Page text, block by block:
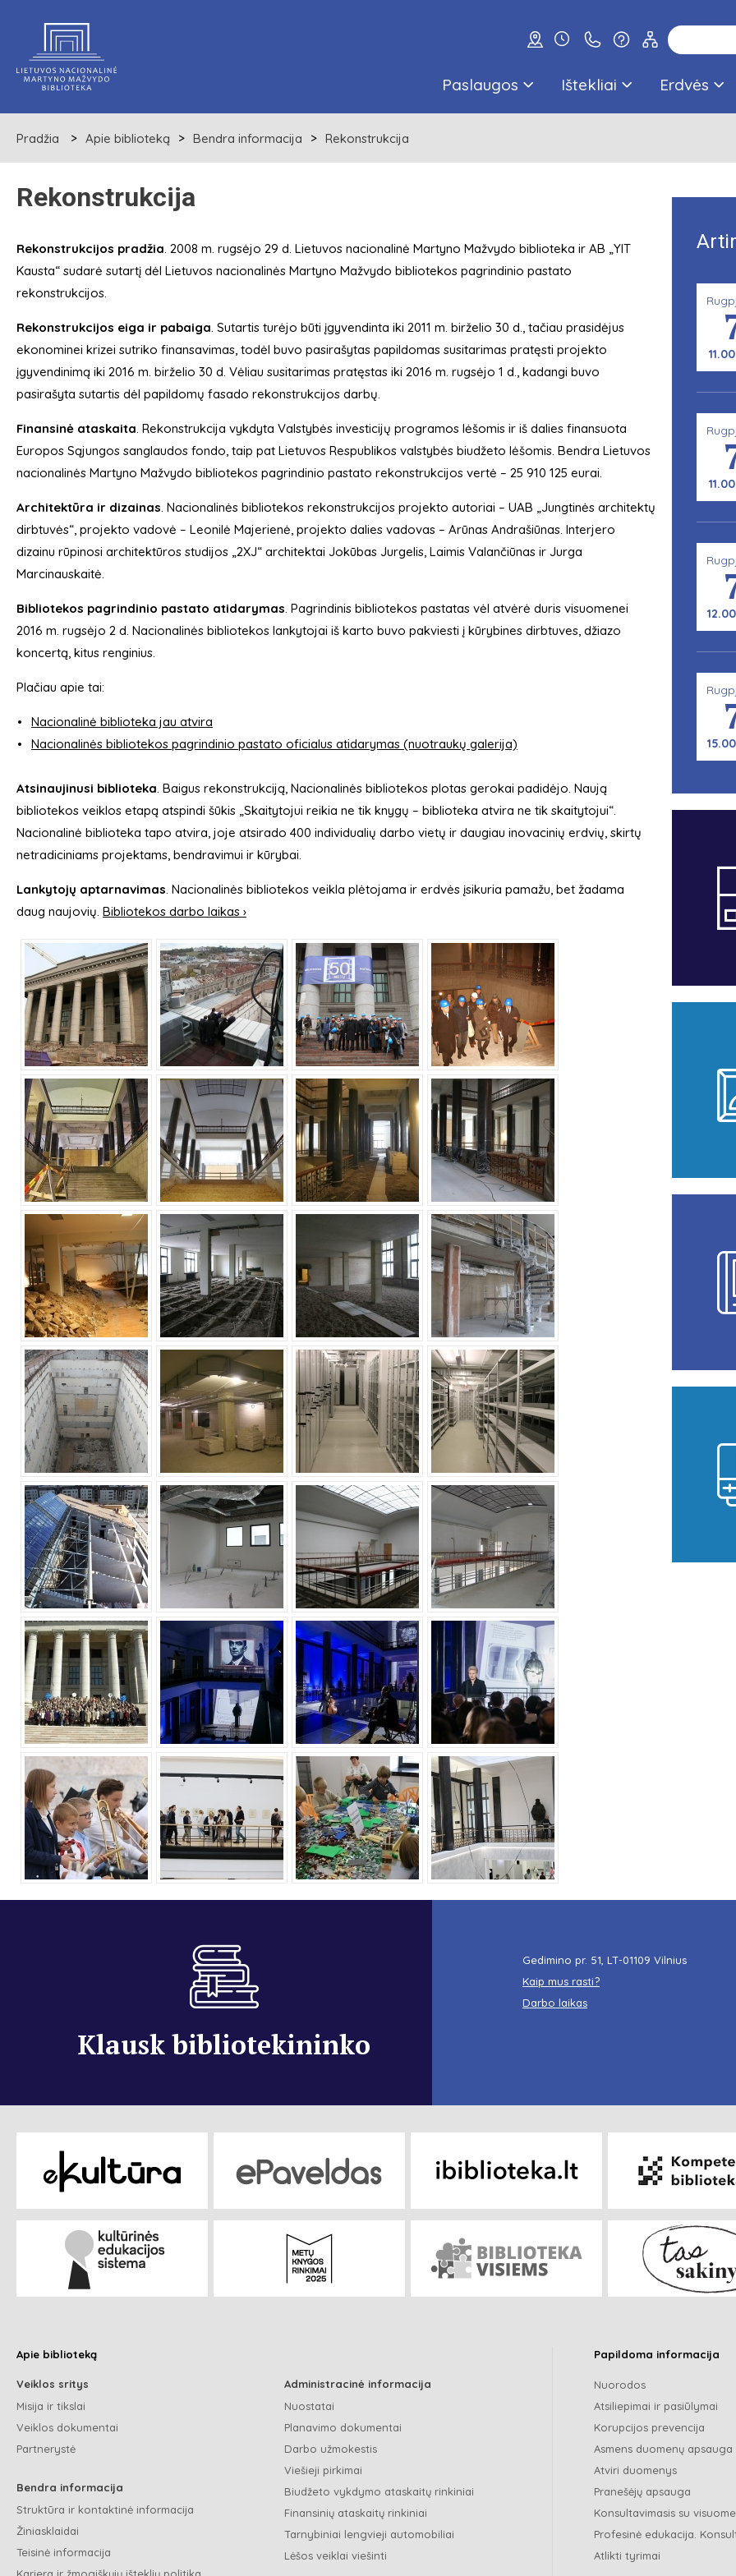
Paslaugos Ištekliai Erdvės
Pradžia Apie biblioteką Bendra informacija Rekonstrukcija
Rekonstrukcija
Rekonstrukcijos pradžia. 2008 m. rugsėjo 29 d. Lietuvos nacionalinė Martyno Mažvydo biblioteka ir AB „YIT
Kausta“ sudarė sutartį dėl Lietuvos nacionalinės Martyno Mažvydo bibliotekos pagrindinio pastato
rekonstrukcijos.
Rekonstrukcijos eiga ir pabaiga. Sutartis turėjo būti įgyvendinta iki 2011 m. birželio 30 d., tačiau prasidėjus
ekonominei krizei sutriko finansavimas, todėl buvo pasirašytas papildomas susitarimas pratęsti projekto
įgyvendinimą iki 2016 m. birželio 30 d. Vėliau susitarimas pratęstas iki 2016 m. rugsėjo 1 d., kadangi buvo
pasirašyta sutartis dėl papildomų fasado rekonstrukcijos darbų.
Finansinė ataskaita. Rekonstrukcija vykdyta Valstybės investicijų programos lėšomis ir iš dalies finansuota
Europos Sąjungos sanglaudos fondo, taip pat Lietuvos Respublikos valstybės biudžeto lėšomis. Bendra Lietuvos
nacionalinės Martyno Mažvydo bibliotekos pagrindinio pastato rekonstrukcijos vertė – 25 910 125 eurai.
Architektūra ir dizainas. Nacionalinės bibliotekos rekonstrukcijos projekto autoriai – UAB „Jungtinės architektų
dirbtuvės“, projekto vadovė – Leonilė Majerienė, projekto dalies vadovas – Arūnas Andrašiūnas. Interjero
dizainu rūpinosi architektūros studijos „2XJ“ architektai Jokūbas Jurgelis, Laimis Valančiūnas ir Jurga
Marcinauskaitė.
Bibliotekos pagrindinio pastato atidarymas. Pagrindinis bibliotekos pastatas vėl atvėrė duris visuomenei
2016 m. rugsėjo 2 d. Nacionalinės bibliotekos lankytojai iš karto buvo pakviesti į kūrybines dirbtuves, džiazo
koncertą, kitus renginius.
Plačiau apie tai:
Nacionalinė biblioteka jau atvira
Nacionalinės bibliotekos pagrindinio pastato oficialus atidarymas (nuotraukų galerija)
Atsinaujinusi biblioteka. Baigus rekonstrukciją, Nacionalinės bibliotekos plotas gerokai padidėjo. Naują
bibliotekos veiklos etapą atspindi šūkis „Skaitytojui reikia ne tik knygų – biblioteka atvira ne tik skaitytojui“.
Nacionalinė biblioteka tapo atvira, joje atsirado 400 individualių darbo vietų ir daugiau inovacinių erdvių, skirtų
netradiciniams projektams, bendravimui ir kūrybai.
Lankytojų aptarnavimas. Nacionalinės bibliotekos veikla plėtojama ir erdvės įsikuria pamažu, bet žadama
daug naujovių. Bibliotekos darbo laikas ›
Klausk bibliotekininko
Gedimino pr. 51, LT-01109 Vilnius
Kaip mus rasti?
Darbo laikas
Apie biblioteką
Veiklos sritys
Misija ir tikslai
Veiklos dokumentai
Partnerystė
Bendra informacija
Struktūra ir kontaktinė informacija
Žiniasklaidai
Teisinė informacija
Administracinė informacija
Nuostatai
Planavimo dokumentai
Darbo užmokestis
Viešieji pirkimai
Biudžeto vykdymo ataskaitų rinkiniai
Finansinių ataskaitų rinkiniai
Tarnybiniai lengvieji automobiliai
Lėšos veiklai viešinti
Papildoma informacija
Nuorodos
Atsiliepimai ir pasiūlymai
Korupcijos prevencija
Asmens duomenų apsauga
Atviri duomenys
Pranešėjų apsauga
Konsultavimasis su
Profesinė edukacija.
Atlikti tyrimai